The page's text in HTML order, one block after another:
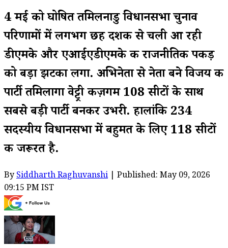
4 मई को घोषित तमिलनाडु विधानसभा चुनाव
परिणामों में लगभग छह दशक से चली आ रही
डीएमके और एआईएडीएमके की राजनीतिक पकड़
को बड़ा झटका लगा. अभिनेता से नेता बने विजय की
पार्टी तमिलागा वेट्ट्री कज़गम 108 सीटों के साथ
सबसे बड़ी पार्टी बनकर उभरी. हालांकि 234
सदस्यीय विधानसभा में बहुमत के लिए 118 सीटों
की जरूरत है.
BySiddharth Raghuvanshi | Published: May 09, 2026
09:15 PM IST